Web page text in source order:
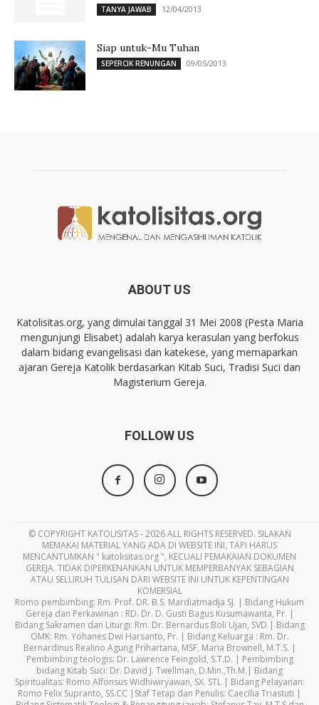
TANYA JAWAB 12/04/2013
Siap untuk-Mu Tuhan
SEPERCIK RENUNGAN 09/05/2013
ABOUT US
Katolisitas.org, yang dimulai tanggal 31 Mei 2008 (Pesta Maria
mengunjungi Elisabet) adalah karya kerasulan yang berfokus
dalam bidang evangelisasi dan katekese, yang memaparkan
ajaran Gereja Katolik berdasarkan Kitab Suci, Tradisi Suci dan
Magisterium Gereja.
FOLLOW US
© COPYRIGHT KATOLISITAS - 2026 ALL RIGHTS RESERVED. SILAKAN
MEMAKAI MATERIAL YANG ADA DI WEBSITE INI, TAPI HARUS
MENCANTUMKAN " katolisitas.org ", KECUALI PEMAKAIAN DOKUMEN
GEREJA. TIDAK DIPERKENANKAN UNTUK MEMPERBANYAK SEBAGIAN
ATAU SELURUH TULISAN DARI WEBSITE INI UNTUK KEPENTINGAN
KOMERSIAL
Romo pembimbing: Rm. Prof. DR. B.S. Mardiatmadja SJ. | Bidang Hukum
Gereja dan Perkawinan : RD. Dr. D. Gusti Bagus Kusumawanta, Pr. |
Bidang Sakramen dan Liturgi: Rm. Dr. Bernardus Boli Ujan, SVD | Bidang
OMK: Rm. Yohanes Dwi Harsanto, Pr. | Bidang Keluarga : Rm. Dr.
Bernardinus Realino Agung Prihartana, MSF, Maria Brownell, M.T.S. |
Pembimbing teologis: Dr. Lawrence Feingold, S.T.D. | Pembimbing
bidang Kitab Suci: Dr. David J. Twellman, D.Min.,Th.M.| Bidang
Spiritualitas: Romo Alfonsus Widhiwiryawan, SX. STL | Bidang Pelayanan:
Romo Felix Supranto, SS.CC |Staf Tetap dan Penulis: Caecilia Triastuti |